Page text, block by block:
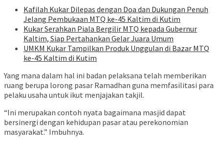
Kafilah Kukar Dilepas dengan Doa dan Dukungan Penuh
Jelang Pembukaan MTQ ke-45 Kaltim di Kutim
Kukar Serahkan Piala Bergilir MTQ kepada Gubernur
Kaltim, Siap Pertahankan Gelar Juara Umum
UMKM Kukar Tampilkan Produk Unggulan di Bazar MTQ
ke-45 Kaltim di Kutim
Yang mana dalam hal ini badan pelaksana telah memberikan
ruang berupa lorong pasar Ramadhan guna memfasilitasi para
pelaku usaha untuk ikut menjajakan takjil.
“Ini merupakan contoh nyata bagaimana masjid dapat
bersinergi dengan kehidupan pasar atau perekonomian
masyarakat.” Imbuhnya.